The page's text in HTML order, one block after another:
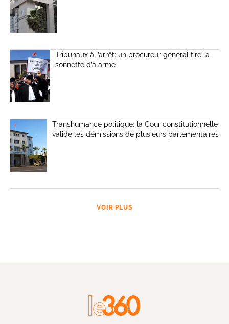
Tribunaux à l’arrêt: un procureur général tire la
sonnette d’alarme
Transhumance politique: la Cour constitutionnelle
valide les démissions de plusieurs parlementaires
VOIR PLUS